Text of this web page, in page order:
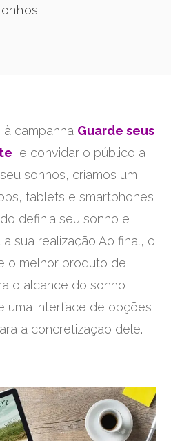
campanha Guarde seus
, e convidar o público a
sonhos, criamos um
tablets e smartphones
definia seu sonho e
sua realização Ao final, o
o melhor produto de
o alcance do sonho
uma interface de opções
a concretização dele.